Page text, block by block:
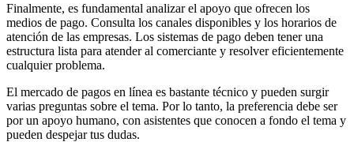
Finalmente, es fundamental analizar el apoyo que ofrecen los
medios de pago. Consulta los canales disponibles y los horarios de
atención de las empresas. Los sistemas de pago deben tener una
estructura lista para atender al comerciante y resolver eficientemente
cualquier problema.
El mercado de pagos en línea es bastante técnico y pueden surgir
varias preguntas sobre el tema. Por lo tanto, la preferencia debe ser
por un apoyo humano, con asistentes que conocen a fondo el tema y
pueden despejar tus dudas.